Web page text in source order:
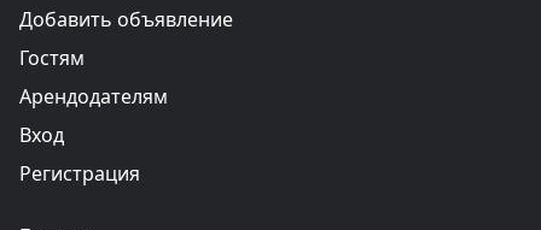
Добавить объявление
Гостям
Арендодателям
Вход
Регистрация